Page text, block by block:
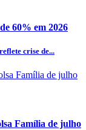
60% em 2026
crise de...
Família de julho